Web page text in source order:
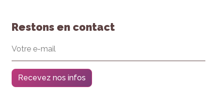
Restons en contact
Recevez nos infos